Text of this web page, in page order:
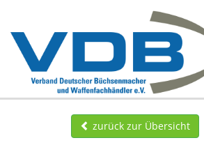
zurück zur Übersicht